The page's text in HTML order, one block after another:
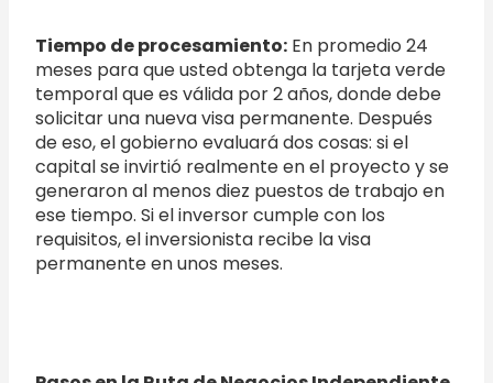
Tiempo de procesamiento: En promedio 24
meses para que usted obtenga la tarjeta verde
temporal que es válida por 2 años, donde debe
solicitar una nueva visa permanente. Después
de eso, el gobierno evaluará dos cosas: si el
capital se invirtió realmente en el proyecto y se
generaron al menos diez puestos de trabajo en
ese tiempo. Si el inversor cumple con los
requisitos, el inversionista recibe la visa
permanente en unos meses.